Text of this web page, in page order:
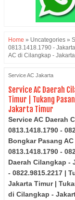
Home » Uncategories »
0813.1418.1790 -
AC di Cilangkap -
Service AC Jakarta
Service AC Daerah
Timur | Tukang
Jakarta Timur
Service AC Daerah
0813.1418.1790 -
Bongkar Pasang AC
0813.1418.1790 -
Daerah Cilangkap -
- 0822.9815.2217 |
Jakarta Timur |
di Cilangkap -